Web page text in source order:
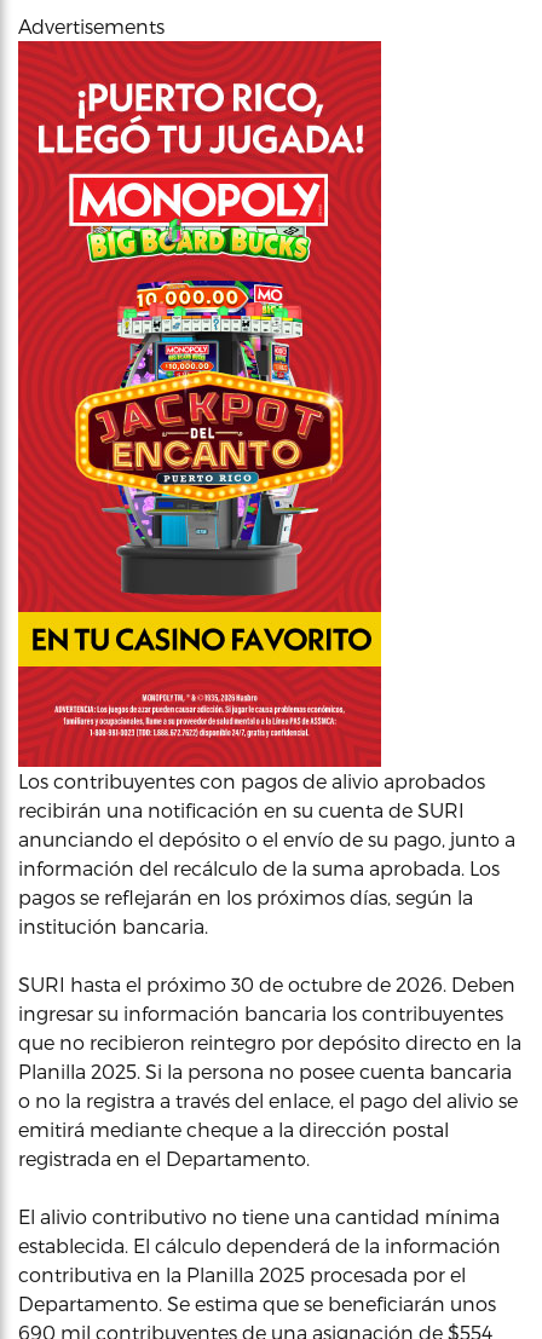
Advertisements
Los contribuyentes con pagos de alivio aprobados
recibirán una notificación en su cuenta de SURI
anunciando el depósito o el envío de su pago, junto a
información del recálculo de la suma aprobada. Los
pagos se reflejarán en los próximos días, según la
institución bancaria.
SURI hasta el próximo 30 de octubre de 2026. Deben
ingresar su información bancaria los contribuyentes
que no recibieron reintegro por depósito directo en la
Planilla 2025. Si la persona no posee cuenta bancaria
o no la registra a través del enlace, el pago del alivio se
emitirá mediante cheque a la dirección postal
registrada en el Departamento.
El alivio contributivo no tiene una cantidad mínima
establecida. El cálculo dependerá de la información
contributiva en la Planilla 2025 procesada por el
Departamento. Se estima que se beneficiarán unos
690 mil contribuyentes de una asignación de $554